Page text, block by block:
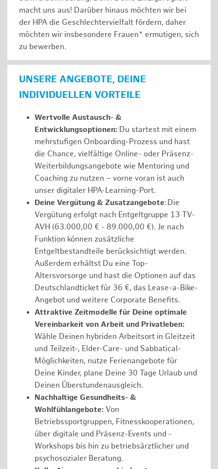
macht uns aus! Darüber hinaus möchten wir bei
der HPA die Geschlechtervielfalt fördern, daher
möchten wir insbesondere Frauen* ermutigen, sich
zu bewerben.
UNSERE ANGEBOTE, DEINE
INDIVIDUELLEN VORTEILE
Wertvolle Austausch- &
Entwicklungsoptionen: Du startest mit einem
mehrstufigen Onboarding-Prozess und hast
die Chance, vielfältige Online- oder Präsenz-
Weiterbildungsangebote wie Mentoring und
Coaching zu nutzen – vorne voran ist auch
unser digitaler HPA-Learning-Port.
Deine Vergütung & Zusatzangebote: Die
Vergütung erfolgt nach Entgeltgruppe 13 TV-
AVH (63.000,00 € - 89.000,00 €). Je nach
Funktion können zusätzliche
Entgeltbestandteile berücksichtigt werden.
Außerdem erhältst Du eine Top-
Altersvorsorge und hast die Optionen auf das
Deutschlandticket für 36 €, das Lease-a-Bike-
Angebot und weitere Corporate Benefits.
Attraktive Zeitmodelle für Deine optimale
Vereinbarkeit von Arbeit und Privatleben:
Wähle Deinen hybriden Arbeitsort in Gleitzeit
und Teilzeit-, Elder-Care- und Sabbatical-
Möglichkeiten, nutze Ferienangebote für
Deine Kinder, plane Deine 30 Tage Urlaub und
Deinen Überstundenausgleich.
Nachhaltige Gesundheits- &
Wohlfühlangebote: Von
Betriebssportgruppen, Fitnesskooperationen,
über digitale und Präsenz-Events und -
Workshops bis hin zu betriebsärztlicher und
psychosozialer Beratung.